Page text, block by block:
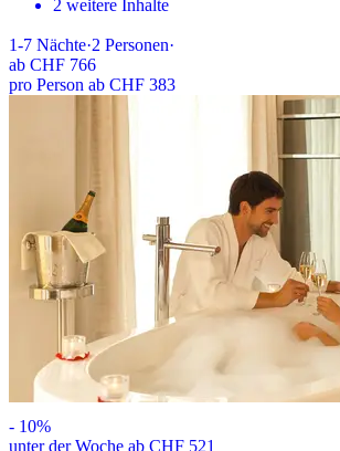
2 weitere Inhalte
1-7 Nächte·2 Personen·
ab CHF 766
pro Person ab CHF 383
- 10%
unter der Woche ab CHF 521